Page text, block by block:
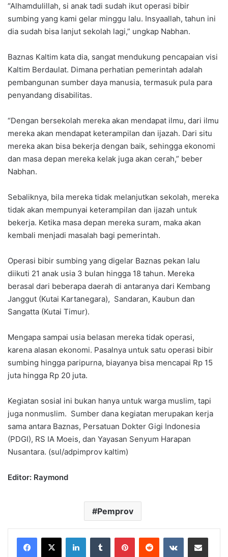
“Alhamdulillah, si anak tadi sudah ikut operasi bibir
sumbing yang kami gelar minggu lalu. Insyaallah, tahun ini
dia sudah bisa lanjut sekolah lagi,” ungkap Nabhan.
Baznas Kaltim kata dia, sangat mendukung pencapaian visi
Kaltim Berdaulat. Dimana perhatian pemerintah adalah
pembangunan sumber daya manusia, termasuk pula para
penyandang disabilitas.
“Dengan bersekolah mereka akan mendapat ilmu, dari ilmu
mereka akan mendapat keterampilan dan ijazah. Dari situ
mereka akan bisa bekerja dengan baik, sehingga ekonomi
dan masa depan mereka kelak juga akan cerah,” beber
Nabhan.
Sebaliknya, bila mereka tidak melanjutkan sekolah, mereka
tidak akan mempunyai keterampilan dan ijazah untuk
bekerja. Ketika masa depan mereka suram, maka akan
kembali menjadi masalah bagi pemerintah.
Operasi bibir sumbing yang digelar Baznas pekan lalu
diikuti 21 anak usia 3 bulan hingga 18 tahun. Mereka
berasal dari beberapa daerah di antaranya dari Kembang
Janggut (Kutai Kartanegara), Sandaran, Kaubun dan
Sangatta (Kutai Timur).
Mengapa sampai usia belasan mereka tidak operasi,
karena alasan ekonomi. Pasalnya untuk satu operasi bibir
sumbing hingga paripurna, biayanya bisa mencapai Rp 15
juta hingga Rp 20 juta.
Kegiatan sosial ini bukan hanya untuk warga muslim, tapi
juga nonmuslim. Sumber dana kegiatan merupakan kerja
sama antara Baznas, Persatuan Dokter Gigi Indonesia
(PDGI), RS IA Moeis, dan Yayasan Senyum Harapan
Nusantara. (sul/adpimprov kaltim)
Editor: Raymond
Pemprov
LinkedInTumblr PinterestReddit VKontakteShare via Email